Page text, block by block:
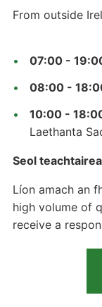
From outside
07:00 -
08:00 -
10:00 -
Laethanta
Seol
Líon amach an
high volume of
receive a